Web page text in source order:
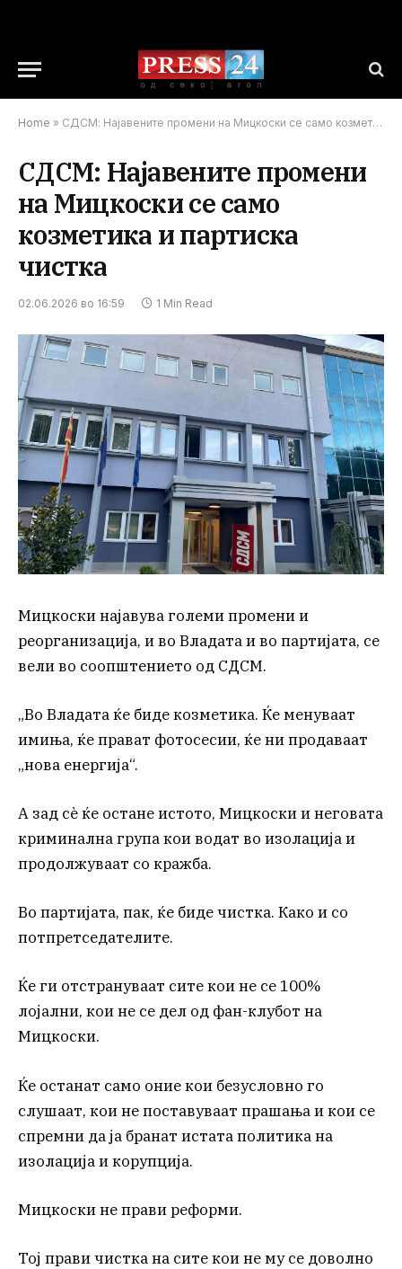
Home » СДСМ: Најавените промени на Мицкоски се само козметика и партиска чистка
СДСМ: Најавените промени
на Мицкоски се само
козметика и партиска
чистка
02.06.2026 во 16:59 1 Min Read
Мицкоски најавува големи промени и
реорганизација, и во Владата и во партијата, се
вели во соопштението од СДСМ.
„Во Владата ќе биде козметика. Ќе менуваат
имиња, ќе прават фотосесии, ќе ни продаваат
„нова енергија“.
А зад сè ќе остане истото, Мицкоски и неговата
криминална група кои водат во изолација и
продолжуваат со кражба.
Во партијата, пак, ќе биде чистка. Како и со
потпретседателите.
Ќе ги отстрануваат сите кои не се 100%
лојални, кои не се дел од фан-клубот на
Мицкоски.
Ќе останат само оние кои безусловно го
слушаат, кои не поставуваат прашања и кои се
спремни да ја бранат истата политика на
изолација и корупција.
Мицкоски не прави реформи.
Тој прави чистка на сите кои не му се доволно